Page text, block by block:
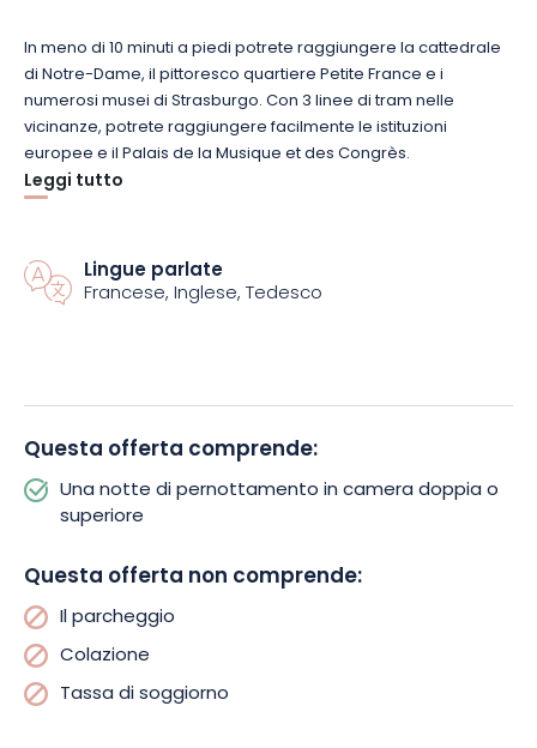
In meno di 10 minuti a piedi potrete raggiungere la cattedrale
di Notre-Dame, il pittoresco quartiere Petite France e i
numerosi musei di Strasburgo. Con 3 linee di tram nelle
vicinanze, potrete raggiungere facilmente le istituzioni
europee e il Palais de la Musique et des Congrès.
accessibili alle persone con mobilità ridotta. Alcune camere
offrono una vista mozzafiato sulla cattedrale o sulla Grande Île
Godetevi un comfort ottimale e una posizione ideale per
esplorare Strasburgo con facilità! Prenotate subito il vostro
soggiorno all’ibis Strasbourg Centre Gare e godetevi
un’esperienza pratica e cordiale.
Leggi tutto
Lingue parlate
Francese, Inglese, Tedesco
Questa offerta comprende:
Una notte di pernottamento in camera doppia o
superiore
Questa offerta non comprende:
Il parcheggio
Colazione
Tassa di soggiorno